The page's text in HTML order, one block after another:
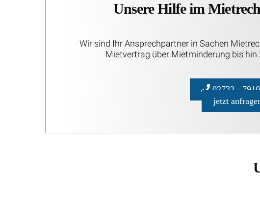
Unsere Hilfe im
Wir sind Ihr Ansprechpartner in Sachen
Mietvertrag über Mietminderung bis
02732 -
jetzt